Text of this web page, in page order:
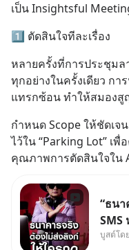
เป็น Insightsful
1️⃣ ตัดสินใจทีละเรื่อง
หลายครั้งที่การประชุมล
ทุกอย่างในครั้งเดียว กา
แทรกซ้อน ทำให้สมองสู
กำหนด Scope ให้ชัดเจ
ไว้ใน “Parking Lot” เ
คุณภาพการตัดสินใจใน
“ธนา
SMS
อ้างว่
บูสต์โด